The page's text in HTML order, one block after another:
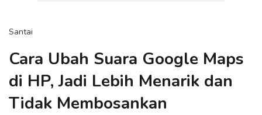
Santai
Cara Ubah Suara Google Maps
di HP, Jadi Lebih Menarik dan
Tidak Membosankan